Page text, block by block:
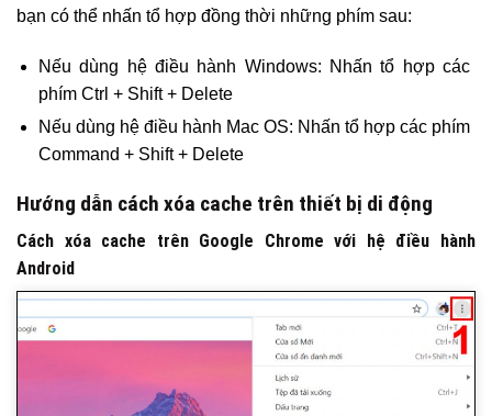
bạn có thể nhấn tổ hợp đồng thời những phím sau:
Nếu dùng hệ điều hành Windows: Nhấn tổ hợp các
phím Ctrl + Shift + Delete
Nếu dùng hệ điều hành Mac OS: Nhấn tổ hợp các phím
Command + Shift + Delete
Hướng dẫn cách xóa cache trên thiết bị di động
Cách xóa cache trên Google Chrome với hệ điều hành
Android